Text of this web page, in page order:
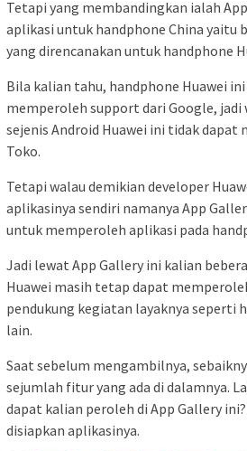
Tetapi yang membandingkan ialah
aplikasi untuk handphone China yaitu
yang direncanakan untuk handphone
Bila kalian tahu, handphone Huawei
memperoleh support dari Google, jadi
sejenis Android Huawei ini tidak dapat
Toko.
Tetapi walau demikian developer
aplikasinya sendiri namanya App
untuk memperoleh aplikasi pada
Jadi lewat App Gallery ini kalian
Huawei masih tetap dapat
pendukung kegiatan layaknya seperti
lain.
Saat sebelum mengambilnya,
sejumlah fitur yang ada di dalamnya.
dapat kalian peroleh di App Gallery
disiapkan aplikasinya.